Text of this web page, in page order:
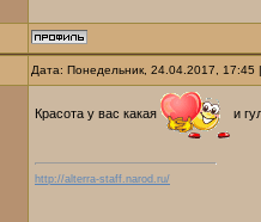
Дата: Понедельник, 24.04.2017,
Красота у вас какая и
http://alterra-staff.narod.ru/